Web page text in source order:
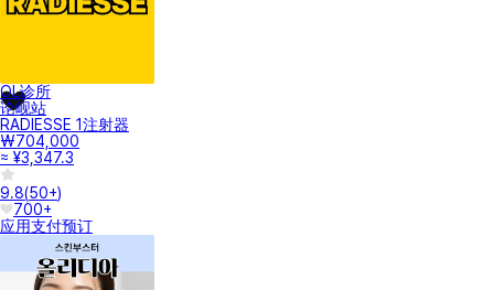
OL诊所
论岘站
RADIESSE 1注射器
₩704,000
≈ ¥3,347.3
9.8(50+)
700+
应用支付预订